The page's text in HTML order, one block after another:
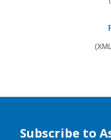
Subscribe to